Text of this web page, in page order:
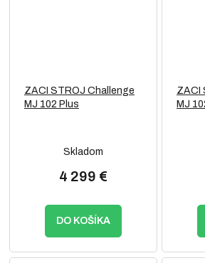
ZACI STROJ Challenge
MJ 102 Plus
Skladom
4 299 €
DO KOŠÍKA
ZACI
MJ